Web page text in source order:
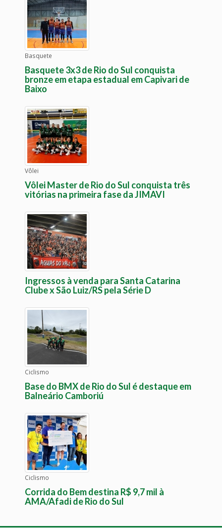
Basquete
Basquete 3x3 de Rio do Sul conquista
bronze em etapa estadual em Capivari de
Baixo
Vôlei
Vôlei Master de Rio do Sul conquista três
vitórias na primeira fase da JIMAVI
Ingressos à venda para Santa Catarina
Clube x São Luiz/RS pela Série D
Ciclismo
Base do BMX de Rio do Sul é destaque em
Balneário Camboriú
Ciclismo
Corrida do Bem destina R$ 9,7 mil à
AMA/Afadi de Rio do Sul